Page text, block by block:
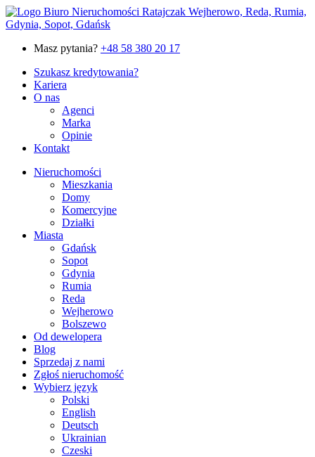
Masz pytania? +48 58 380 20 17
Szukasz kredytowania?
Kariera
O nas
Agenci
Marka
Opinie
Kontakt
Nieruchomości
Mieszkania
Domy
Komercyjne
Działki
Miasta
Gdańsk
Sopot
Gdynia
Rumia
Reda
Wejherowo
Bolszewo
Od dewelopera
Blog
Sprzedaj z nami
Zgłoś nieruchomość
Wybierz język
Polski
English
Deutsch
Ukrainian
Czeski